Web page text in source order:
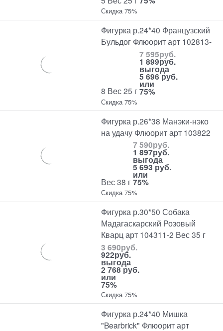
Скидка 75%
Фигурка р.24*40 Французский
Бульдог Флюорит арт 102813-
8 Вес 25 г
7 595руб.
1 899руб.
выгода
5 696 руб.
или
75%
Скидка 75%
Фигурка р.26*38 Манэки-нэко
на удачу Флюорит арт 103822
Вес 38 г
7 590руб.
1 897руб.
выгода
5 693 руб.
или
75%
Скидка 75%
Фигурка р.30*50 Собака
Мадагаскарский Розовый
Кварц арт 104311-2 Вес 35 г
3 690руб.
922руб.
выгода
2 768 руб.
или
75%
Скидка 75%
Фигурка р.24*40 Мишка
"Bearbrick" Флюорит арт